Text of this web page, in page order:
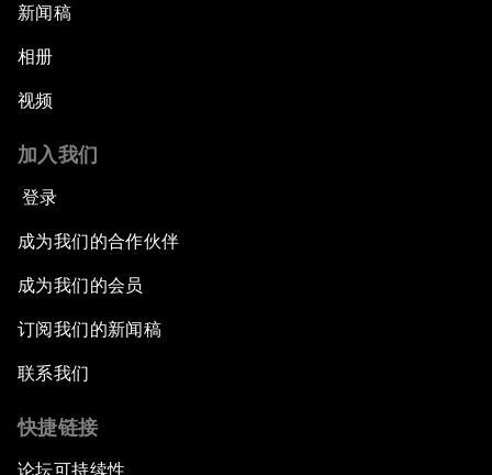
新闻稿
相册
视频
加入我们
登录
成为我们的合作伙伴
成为我们的会员
订阅我们的新闻稿
联系我们
快捷链接
论坛可持续性